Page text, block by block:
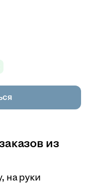
из
на руки